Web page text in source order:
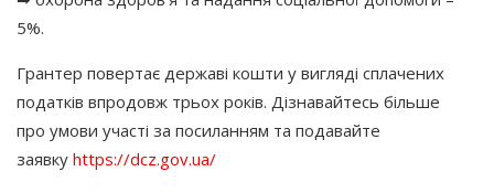
5%.
Грантер повертає державі кошти у вигляді сплачених
податків впродовж трьох років. Дізнавайтесь більше
про умови участі за посиланням та подавайте
заявку https://dcz.gov.ua/